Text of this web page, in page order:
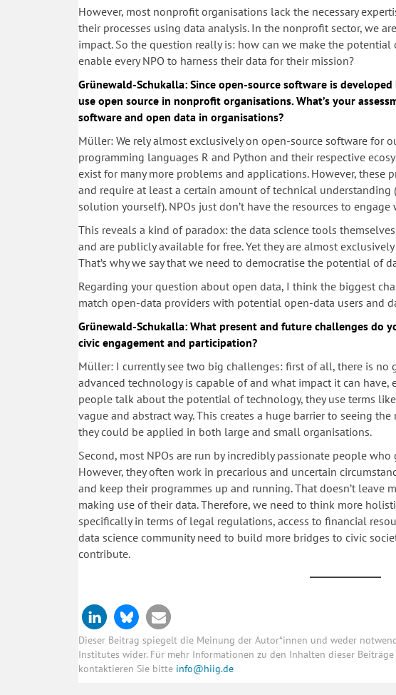
However, most nonprofit organisations lack the necessary
their processes using data analysis. In the nonprofit sector, we
impact. So the question really is: how can we make the potential
enable every NPO to harness their data for their mission?
Grünewald-Schukalla: Since open-source software is
use open source in nonprofit organisations. What’s your
software and open data in organisations?
Müller: We rely almost exclusively on open-source software for
programming languages R and Python and their respective
exist for many more problems and applications. However, these
and require at least a certain amount of technical understanding
solution yourself). NPOs just don’t have the resources to
This reveals a kind of paradox: the data science tools
and are publicly available for free. Yet they are almost
That’s why we say that we need to democratise the potential of
Regarding your question about open data, I think the biggest
match open-data providers with potential open-data users and
Grünewald-Schukalla: What present and future challenges do
civic engagement and participation?
Müller: I currently see two big challenges: first of all, there is
advanced technology is capable of and what impact it can
people talk about the potential of technology, they use terms
vague and abstract way. This creates a huge barrier to seeing
they could be applied in both large and small organisations.
Second, most NPOs are run by incredibly passionate people
However, they often work in precarious and uncertain
and keep their programmes up and running. That doesn’t leave
making use of their data. Therefore, we need to think more
specifically in terms of legal regulations, access to financial
data science community need to build more bridges to civic
contribute.
Dieser Beitrag spiegelt die Meinung der Autor*innen und weder
Institutes wider. Für mehr Informationen zu den Inhalten dieser
kontaktieren Sie bitte info@hiig.de